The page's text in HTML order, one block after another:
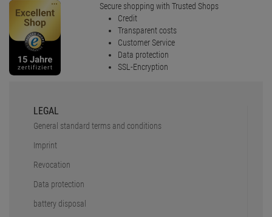
Secure shopping with Trusted Shops
Credit
Transparent costs
Customer Service
Data protection
SSL-Encryption
LEGAL
General standard terms and conditions
Imprint
Revocation
Data protection
battery disposal